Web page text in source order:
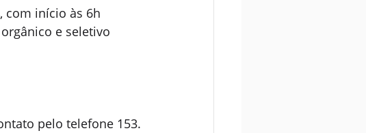
com início às 6h
e seletivo
pelo telefone 153.